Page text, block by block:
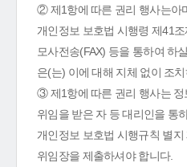
② 제1항에 따른 권리 행사는아
개인정보 보호법 시행령 제41
모사전송(FAX) 등을 통하여 하
은(는) 이에 대해 지체 없이 조
③ 제1항에 따른 권리 행사는
위임을 받은 자 등 대리인을 통
개인정보 보호법 시행규칙 별
위임장을 제출하셔야 합니다.